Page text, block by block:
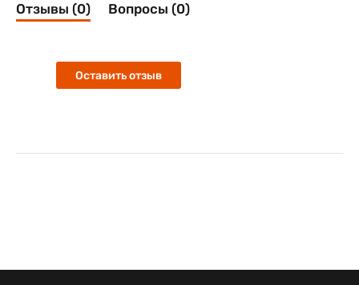
Отзывы (0) Вопросы (0)
Оставить отзыв